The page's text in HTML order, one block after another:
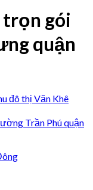
trọn gói
quận